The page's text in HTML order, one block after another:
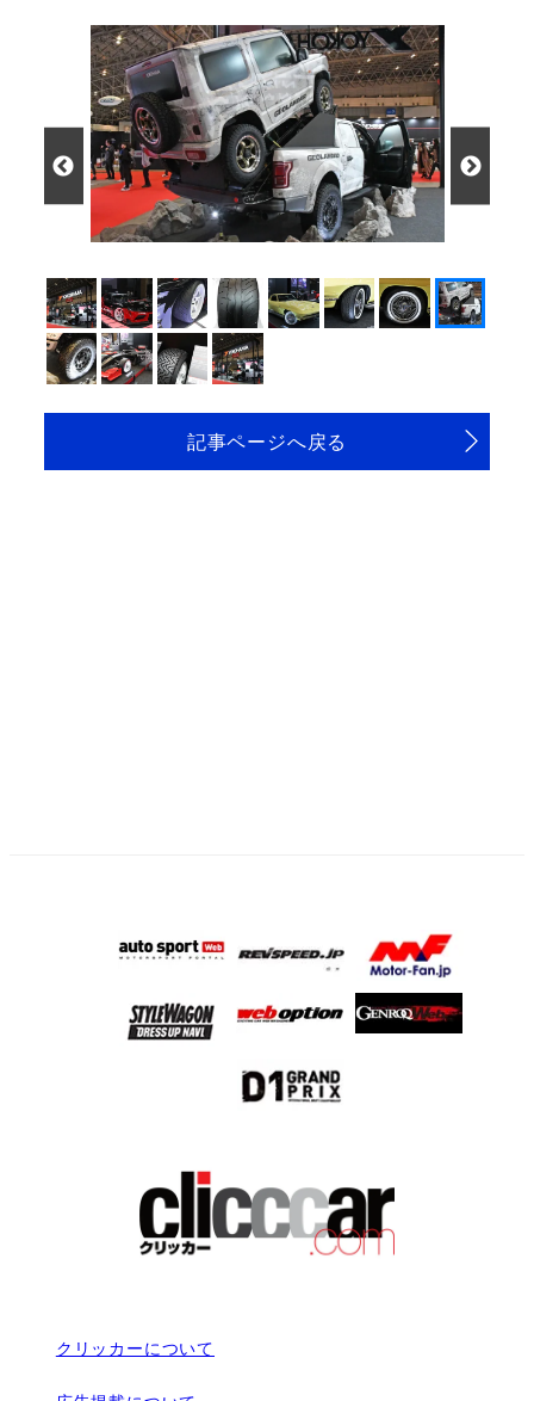
記事ページへ戻る
クリッカーについて